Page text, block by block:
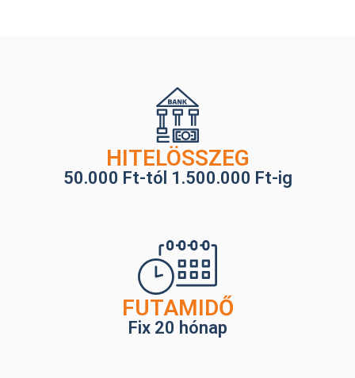
HITELÖSSZEG
50.000 Ft-tól 1.500.000 Ft-ig
FUTAMIDŐ
Fix 20 hónap